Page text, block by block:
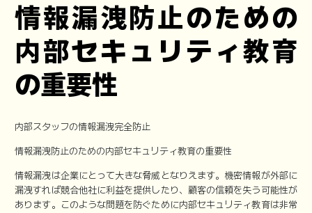
情報漏洩防止のための
内部セキュリティ教育
の重要性
内部スタッフの情報漏洩完全防止
情報漏洩防止のための内部セキュリティ教育の重要性
情報漏洩は企業にとって大きな脅威となりえます。機密情報が外部に
漏洩すれば競合他社に利益を提供したり、顧客の信頼を失う可能性が
あります。このような問題を防ぐために内部セキュリティ教育は非常